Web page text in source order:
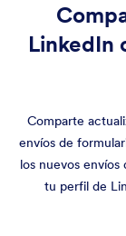
LinkedIn
Comparte
envíos de
los nuevos
tu perfil de